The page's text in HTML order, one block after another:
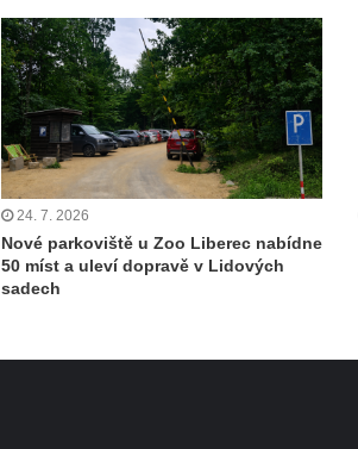
24. 7. 2026
Nové parkoviště u Zoo Liberec nabídne
50 míst a uleví dopravě v Lidových
sadech